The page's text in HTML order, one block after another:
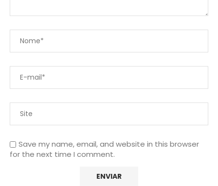
Save my name, email, and website in this browser
for the next time I comment.